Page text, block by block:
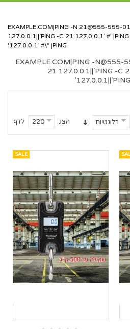
555-555-
|PING -N 21
127.0.0.1||`PING -C 21 127.0.0.1` #'
127.0.0.1` #\" |PING'
555-555-
|PING -N
21 127.0.0.1||`PING -C
הצג 220 לדף רלונטיות
SALE